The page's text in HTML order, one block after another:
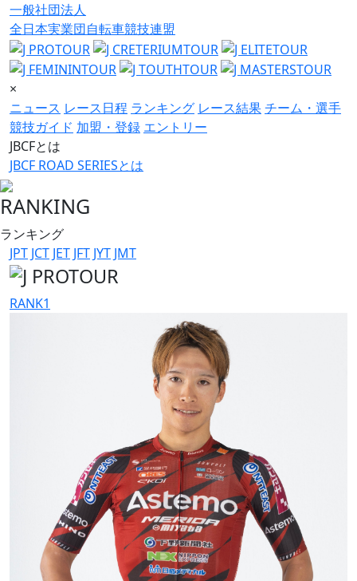
一般社団法人
全日本実業団自転車競技連盟
×
ニュース レース日程 ランキング レース結果チーム・選手
競技ガイド 加盟・登録 エントリー
JBCFとは
JBCF ROAD SERIESとは
RANKING
ランキング
JPT JCT JET JFT JYT JMT
RANK1